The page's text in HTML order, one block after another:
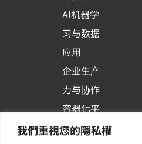
我們重視您的隱私權
AI机器学
习与数据
应用
企业生产
力与协作
容器化平
台应用